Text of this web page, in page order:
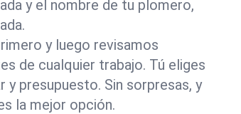
y el nombre de tu plomero,
y luego revisamos
de cualquier trabajo. Tú eliges
y presupuesto. Sin sorpresas, y
la mejor opción.